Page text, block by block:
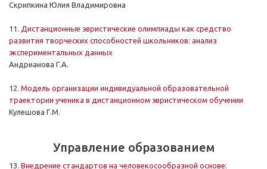
Скрипкина Юлия Владимировна
11. Дистанционные эвристические олимпиады как средство
развития творческих способностей школьников: анализ
экспериментальных данных
Андрианова Г.А.
12. Модель организации индивидуальной образовательной
траектории ученика в дистанционном эвристическом обучении
Кулешова Г.М.
Управление образованием
13. Внедрение стандартов на человекосообразной основе: